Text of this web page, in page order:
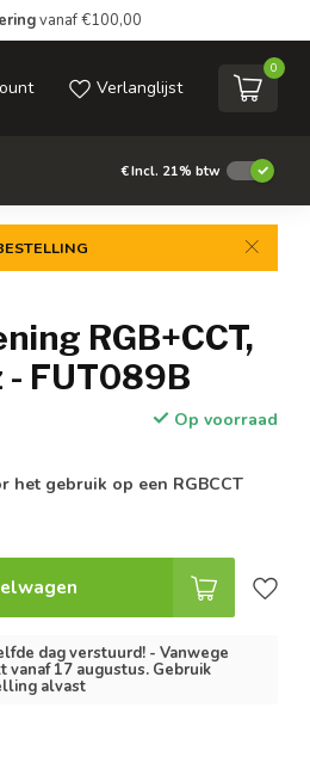
vanaf €100,00
Verlanglijst
0
€Incl. 21% btw
RGB+CCT,
- FUT089B
Op voorraad
het gebruik op een RGBCCT
dag verstuurd! - Vanwege
17 augustus. Gebruik
alvast